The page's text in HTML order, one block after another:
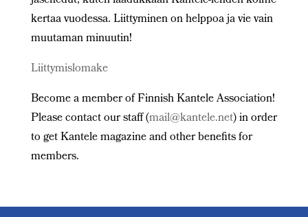
kertaa vuodessa. Liittyminen on helppoa ja vie vain
muutaman minuutin!
Liittymislomake
Become a member of Finnish Kantele Association!
Please contact our staff (mail@kantele.net) in order
to get Kantele magazine and other benefits for
members.